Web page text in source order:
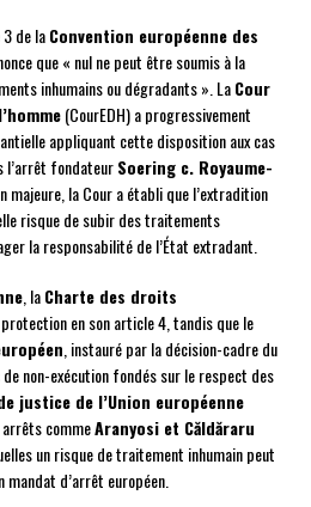
de laConvention européenne des
que « nul ne peut être soumis à la
inhumains ou dégradants ». LaCour
(CourEDH) a progressivement
appliquant cette disposition aux cas
l’arrêt fondateurSoering c. Royaume-
majeure, la Cour a établi que l’extradition
risque de subir des traitements
la responsabilité de l’État extradant.
, laCharte des droits
en son article 4, tandis que le
, instauré par la décision-cadre du
non-exécution fondés sur le respect des
justice de l’Union européenne
arrêts commeAranyosi et Căldăraru
un risque de traitement inhumain peut
mandat d’arrêt européen.